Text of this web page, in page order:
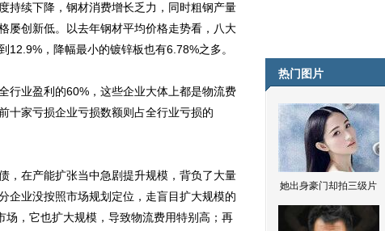
续下降，钢材消费增长乏力，同时粗钢产量
屡创新低。以去年钢材平均价格走势看，八大
，降幅最小的镀锌板也有6.78%之多。
业盈利的60%，这些企业大体上都是物流费
十家亏损企业亏损数额则占全行业亏损的
在产能扩张当中急剧提升规模，背负了大量
企业没按照市场规划定位，走盲目扩大规模的
，它也扩大规模，导致物流费用特别高；再
热门图片
她出身豪门却拍三级片